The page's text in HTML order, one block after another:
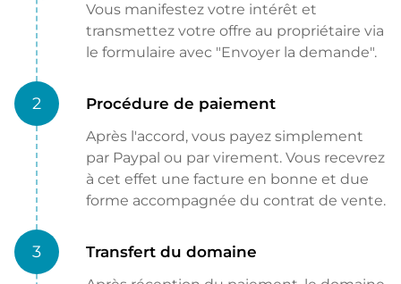
Vous manifestez votre intérêt et
transmettez votre offre au propriétaire via
le formulaire avec "Envoyer la demande".
2 Procédure de paiement
Après l'accord, vous payez simplement
par Paypal ou par virement. Vous recevrez
à cet effet une facture en bonne et due
forme accompagnée du contrat de vente.
3 Transfert du domaine